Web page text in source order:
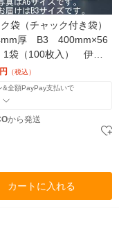
袋（チャック付き袋）
厚 B3 400mm×56
袋（100枚入） 伊藤
イルリンク
（税込）
&全額PayPay支払いで
から発送
カートに入れる